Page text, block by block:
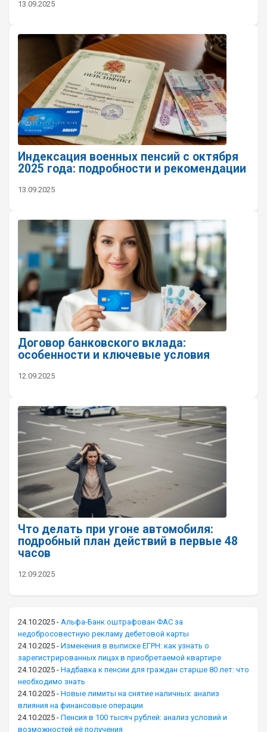
13.09.2025
Индексация военных пенсий с октября
2025 года: подробности и рекомендации
13.09.2025
Договор банковского вклада:
особенности и ключевые условия
12.09.2025
Что делать при угоне автомобиля:
подробный план действий в первые 48
часов
12.09.2025
24.10.2025 - Альфа-Банк оштрафован ФАС за
недобросовестную рекламу дебетовой карты
24.10.2025 - Изменения в выписке ЕГРН: как узнать о
зарегистрированных лицах в приобретаемой квартире
24.10.2025 - Надбавка к пенсии для граждан старше 80 лет: что
необходимо знать
24.10.2025 - Новые лимиты на снятие наличных: анализ
влияния на финансовые операции
24.10.2025 - Пенсия в 100 тысяч рублей: анализ условий и
возможностей её получения